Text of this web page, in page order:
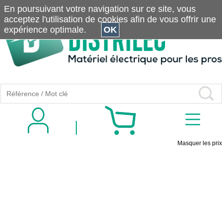
Masquer les prix
En poursuivant votre navigation sur ce site, vous
acceptez l'utilisation de cookies afin de vous offrir une
expérience optimale.
OK